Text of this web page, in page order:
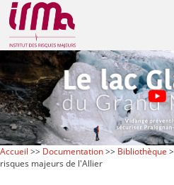
Accueil >> Documentation>> Bibliothèque
risques majeurs de l'Allier